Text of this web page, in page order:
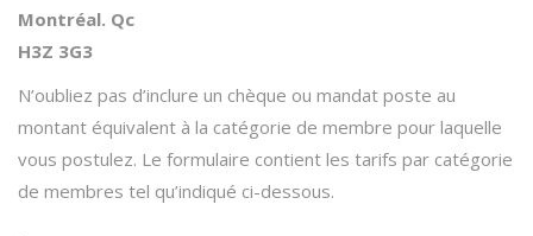
Montréal. Qc
H3Z 3G3
N’oubliez pas d’inclure un chèque ou mandat poste au
montant équivalent à la catégorie de membre pour laquelle
vous postulez. Le formulaire contient les tarifs par catégorie
de membres tel qu’indiqué ci-dessous.